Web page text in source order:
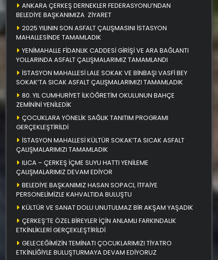
ANKARA ÇERKEŞ DERNEKLER FEDERASYONU’NDAN
BELEDİYE BAŞKANIMIZA ZİYARET
2025 YILININ SON ASFALT ÇALIŞMASINI İSTASYON
MAHALLESİNDE TAMAMLADIK
YENİMAHALLE FİDANLIK CADDESİ GİRİŞİ VE ARA BAĞLANTI
YOLLARINDA ASFALT ÇALIŞMALARIMIZ TAMAMLANDI
İSTASYON MAHALLESİ LALE SOKAK VE BİNBAŞI VASFİ BEY
SOKAK’TA SICAK ASFALT ÇALIŞMALARIMIZI TAMAMLADIK
80. YIL CUMHURİYET İLKÖĞRETİM OKULUNUN BAHÇE
ZEMİNİNİ YENİLEDİK
ÇOCUKLARA YÖNELİK SAĞLIK TANITIM PROGRAMI
GERÇEKLEŞTİRİLDİ
İSTASYON MAHALLESİ KÜLTÜR SOKAK’TA SICAK ASFALT
ÇALIŞMALARIMIZI TAMAMLADIK
ILICA – ÇERKEŞ İÇME SUYU HATTI YENİLEME
ÇALIŞMALARIMIZ DEVAM EDİYOR
BELEDİYE BAŞKANIMIZ HASAN SOPACI, İTFAİYE
PERSONELİMİZLE KAHVALTIDA BULUŞTU
KÜLTÜR VE SANAT DOLU UNUTULMAZ BİR AKŞAM YAŞADIK
ÇERKEŞ’TE ÖZEL BİREYLER İÇİN ANLAMLI FARKINDALIK
ETKİNLİKLERİ GERÇEKLEŞTİRİLDİ
GELECEĞİMİZİN TEMİNATI ÇOCUKLARIMIZI TİYATRO
ETKİNLİĞİYLE BULUŞTURMAYA DEVAM EDİYORUZ